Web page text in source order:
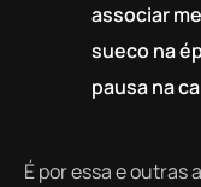
associar
sueco na
pausa na
É por essa e outras